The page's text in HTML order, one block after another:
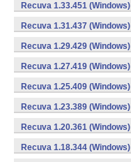
Recuva 1.33.451 (Windows)
Recuva 1.31.437 (Windows)
Recuva 1.29.429 (Windows)
Recuva 1.27.419 (Windows)
Recuva 1.25.409 (Windows)
Recuva 1.23.389 (Windows)
Recuva 1.20.361 (Windows)
Recuva 1.18.344 (Windows)